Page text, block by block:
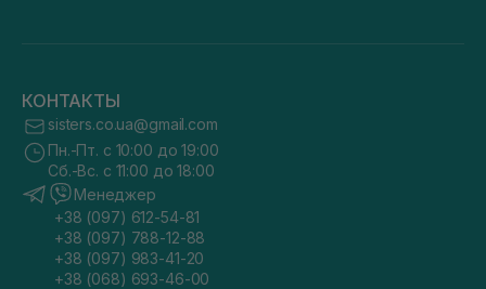
КОНТАКТЫ
sisters.co.ua@gmail.com
Пн.-Пт. с 10:00 до 19:00
Сб.-Вс. с 11:00 до 18:00
Менеджер
+38 (097) 612-54-81
+38 (097) 788-12-88
+38 (097) 983-41-20
+38 (068) 693-46-00